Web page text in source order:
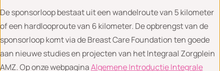
De sponsorloop bestaat uit een wandelroute van 5 kilometer
of een hardlooproute van 6 kilometer. De opbrengst van de
sponsorloop komt via de Breast Care Foundation ten goede
aan nieuwe studies en projecten van het Integraal Zorgplein
AMZ. Op onze webpaginaAlgemene Introductie Integrale